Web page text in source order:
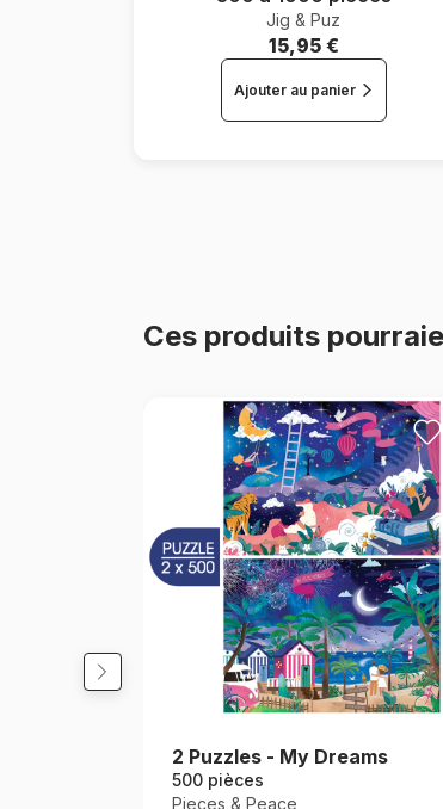
Jig & Puz
15,95 €
Ajouter au panier
Ces produits
2 Puzzles - My Dreams
500 pièces
Pieces & Peace